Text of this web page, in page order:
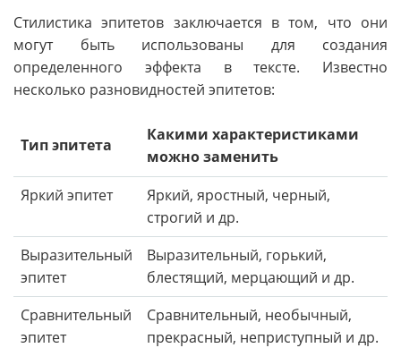
Стилистика эпитетов заключается в том, что они
могут быть использованы для создания
определенного эффекта в тексте. Известно
несколько разновидностей эпитетов:
Тип эпитета
Какими характеристиками
можно заменить
Яркий эпитет
Яркий, яростный, черный,
строгий и др.
Выразительный
эпитет
Выразительный, горький,
блестящий, мерцающий и др.
Сравнительный
эпитет
Сравнительный, необычный,
прекрасный, неприступный и др.